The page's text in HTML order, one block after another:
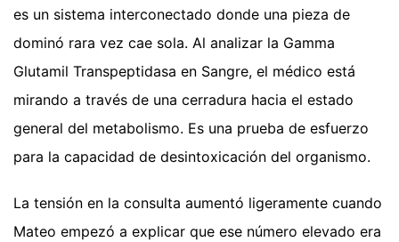
es un sistema interconectado donde una pieza de
dominó rara vez cae sola. Al analizar la Gamma
Glutamil Transpeptidasa en Sangre, el médico está
mirando a través de una cerradura hacia el estado
general del metabolismo. Es una prueba de esfuerzo
para la capacidad de desintoxicación del organismo.
La tensión en la consulta aumentó ligeramente cuando
Mateo empezó a explicar que ese número elevado era